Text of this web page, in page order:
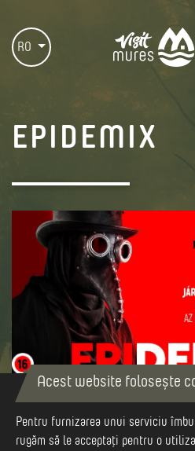
RO
EPIDEMIX
Aug-06
Acest website folosește
Pentru furnizarea unui serviciu
rugăm să le acceptați pentru o